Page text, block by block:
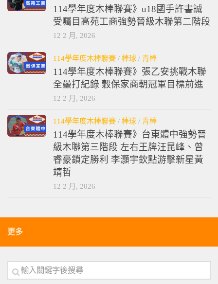
114學年度木棒聯賽》u18國手許書誠
受囑目高苑工商強勢晉級木聯第二階段
12 2 月, 2026
114學年度木棒聯賽 / 棒球 / 青棒
114學年度木棒聯賽》張乙安挑戰木聯
全壘打紀錄 穀保家商朝冠軍目標前進
12 2 月, 2026
114學年度木棒聯賽 / 棒球 / 青棒
114學年度木棒聯賽》台東體中強勢晉
級木聯第三階段 左右王牌汪昆峰、曾
睿豪鎖定勝利 李灝宇欽點游擊新星黃
靖哲
12 2 月, 2026
更多